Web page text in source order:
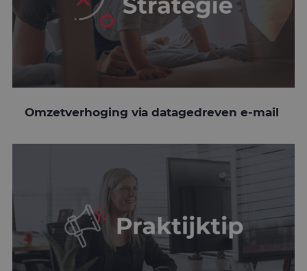
Omzetverhoging via datagedreven e-mail